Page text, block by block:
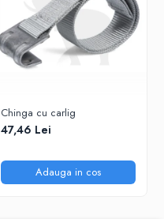
Chinga cu carlig
47,46 Lei
Adauga in cos